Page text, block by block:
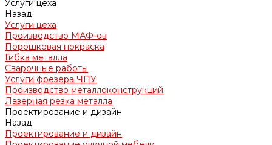
Услуги цеха
Назад
Услуги цеха
Производство МАФ-ов
Порошковая покраска
Гибка металла
Сварочные работы
Услуги фрезера ЧПУ
Производство металлоконструкций
Лазерная резка металла
Проектирование и дизайн
Назад
Проектирование и дизайн